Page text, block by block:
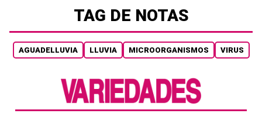
TAG DE NOTAS
AGUADELLUVIA LLUVIA MICROORGANISMOS VIRUS